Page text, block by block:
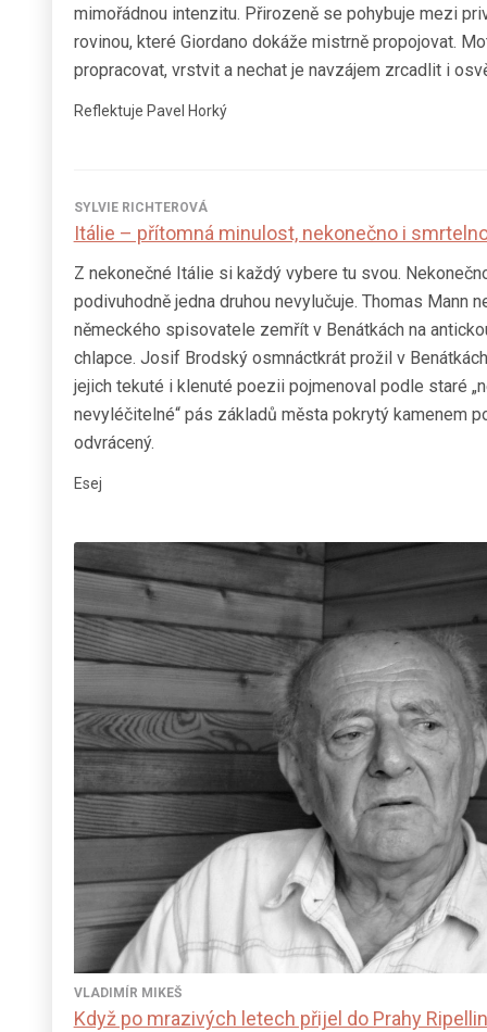
mimořádnou intenzitu. Přirozeně se pohybuje mezi
rovinou, které Giordano dokáže mistrně propojovat.
propracovat, vrstvit a nechat je navzájem zrcadlit i
Reflektuje Pavel Horký
SYLVIE RICHTEROVÁ
Itálie – přítomná minulost, nekonečno i
Z nekonečné Itálie si každý vybere tu svou.
podivuhodně jedna druhou nevylučuje. Thomas Mann
německého spisovatele zemřít v Benátkách na
chlapce. Josif Brodský osmnáctkrát prožil v
jejich tekuté i klenuté poezii pojmenoval podle staré
nevyléčitelné“ pás základů města pokrytý kamenem
odvrácený.
Esej
VLADIMÍR MIKEŠ
Když po mrazivých letech přijel do Prahy